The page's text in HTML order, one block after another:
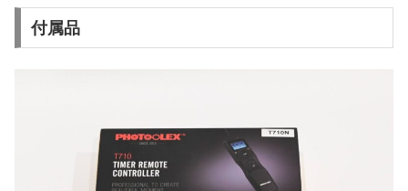
付属品